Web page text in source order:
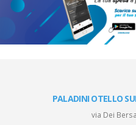
PALADINI OTELLO
via Dei